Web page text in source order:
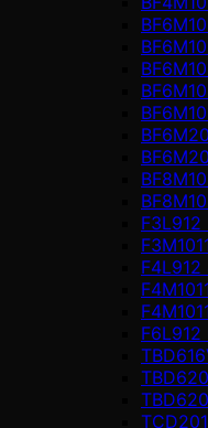
F3L912
F4L912